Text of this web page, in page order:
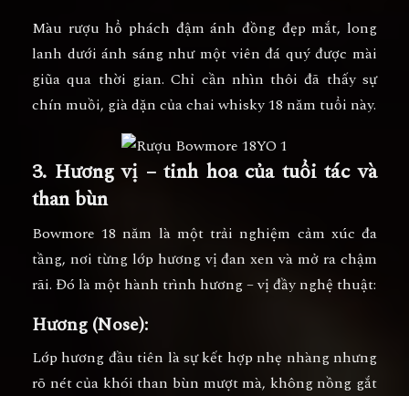
Màu rượu hổ phách đậm ánh đồng đẹp mắt, long
lanh dưới ánh sáng như một viên đá quý được mài
giũa qua thời gian. Chỉ cần nhìn thôi đã thấy sự
chín muồi, già dặn của chai whisky 18 năm tuổi này.
3. Hương vị – tinh hoa của tuổi tác và
than bùn
Bowmore 18 năm là một trải nghiệm cảm xúc đa
tầng, nơi từng lớp hương vị đan xen và mở ra chậm
rãi. Đó là một hành trình hương – vị đầy nghệ thuật:
Hương (Nose):
Lớp hương đầu tiên là sự kết hợp nhẹ nhàng nhưng
rõ nét của khói than bùn mượt mà, không nồng gắt